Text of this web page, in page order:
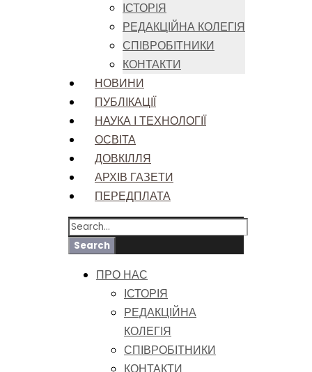
ІСТОРІЯ
РЕДАКЦІЙНА КОЛЕГІЯ
СПІВРОБІТНИКИ
КОНТАКТИ
НОВИНИ
ПУБЛІКАЦІЇ
НАУКА І ТЕХНОЛОГІЇ
ОСВІТА
ДОВКІЛЛЯ
АРХІВ ГАЗЕТИ
ПЕРЕДПЛАТА
ПРО НАС
ІСТОРІЯ
РЕДАКЦІЙНА
КОЛЕГІЯ
СПІВРОБІТНИКИ